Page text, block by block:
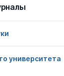
университета